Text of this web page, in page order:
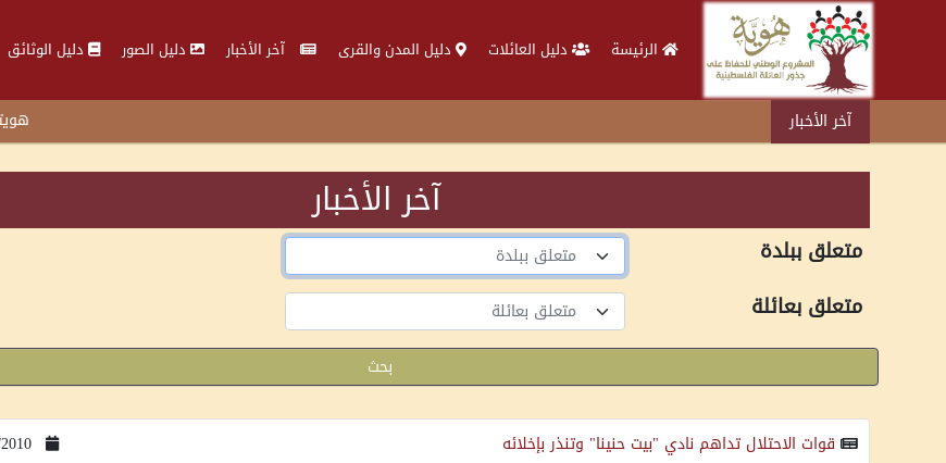
الرئيسة دليل العائلات دليل المدن والقرى آخر الأخبار دليل الصور دليل الوثائق
آخر الأخبار
آخر الأخبار
متعلق ببلدة متعلق ببلدة
متعلق بعائلة
متعلق بعائلة
بحث
قوات الاحتلال تداهم نادي "بيت حنينا" وتنذر بإخلائه